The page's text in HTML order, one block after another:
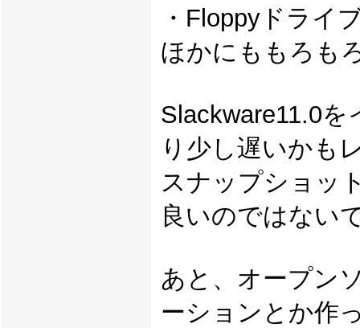
・Floppyドライ
ほかにももろも
Slackware11.0
り少し遅いかも
スナップショッ
良いのではない
あと、オープン
ーションとか作